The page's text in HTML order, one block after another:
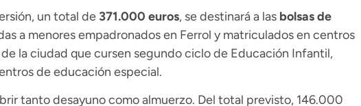
un total de 371.000 euros, se destinará a las bolsas de
a menores empadronados en Ferrol y matriculados en centros
la ciudad que cursen segundo ciclo de Educación Infantil,
de educación especial.
tanto desayuno como almuerzo. Del total previsto, 146.000